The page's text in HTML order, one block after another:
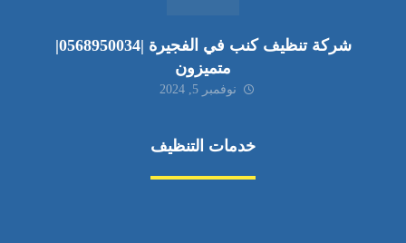
شركة تنظيف كنب في الفجيرة |0568950034|
متميزون
نوفمبر 5, 2024
خدمات التنظيف